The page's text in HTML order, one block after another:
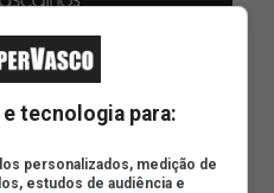
tecnologia para:
personalizados, medição de
estudos de audiência e